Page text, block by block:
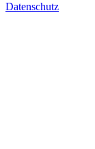
Datenschutz